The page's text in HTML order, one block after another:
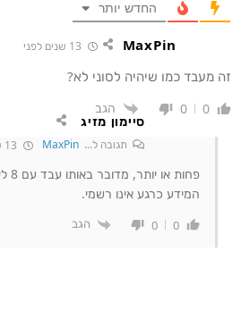
החדש יותר
MaxPin
זה מעבד כמו שיהיה לסוני לא?
0
0 הגב
סיימון מזיג
תגובה ל... MaxPin
המידע כרגע אינו רשמי.
0
0 הגב